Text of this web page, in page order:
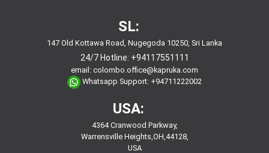
SL:
147 Old Kottawa Road, Nugegoda 10250, Sri Lanka
24/7 Hotline: +94117551111
email: colombo.office@kapruka.com
Whatsapp Support: +94711222002
USA:
4364 Cranwood Parkway,
Warrensville Heights,OH,44128,
USA